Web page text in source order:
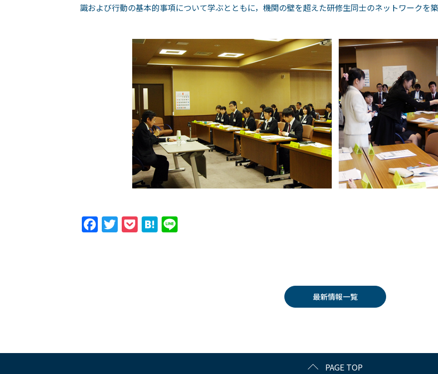
識および行動の基本的事項について学ぶとともに，機関の壁を超えた研修生同士のネットワークを
Facebook
Twitter
PocketHatena
最新情報一覧
PAGE TOP